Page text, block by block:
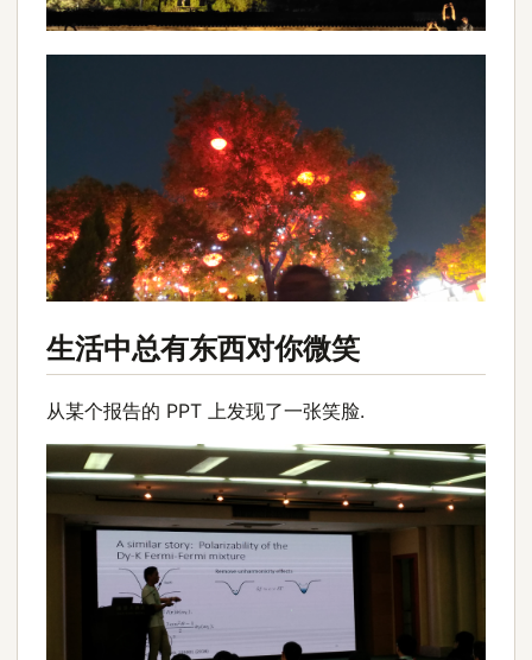
生活中总有东西对你微笑
从某个报告的 PPT 上发现了一张笑脸.